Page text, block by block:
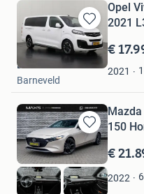
Bewaren
in
Mijn
Favorieten
Opel
2021
€
2021
Dutchvans.com
Barneveld
Bewaren
in
Mijn
Favorieten
150
€
2022